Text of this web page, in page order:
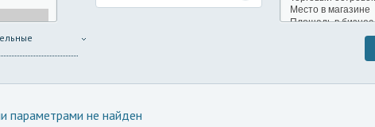
параметрами не найден